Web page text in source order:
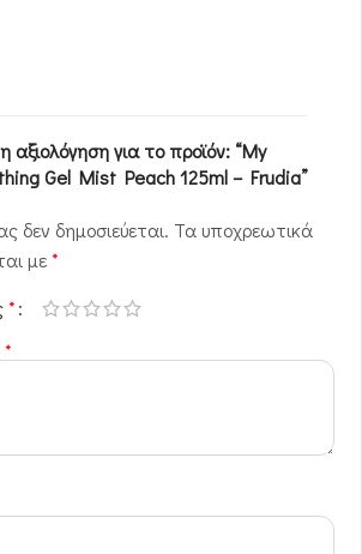
για το προϊόν: “My
Gel Mist Peach 125ml – Frudia”
δεν δημοσιεύεται. Τα υποχρεωτικά
με*
*
*